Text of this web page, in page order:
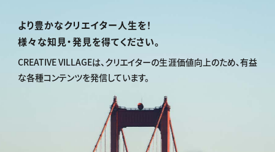
より豊かなクリエイター人生を！
様々な知見・発見を得てください。
CREATIVE VILLAGEは、 クリエイターの生涯価値向上のため、有益
な各種コンテンツを発信しています。